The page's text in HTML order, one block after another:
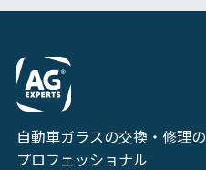
自動車ガラスの交換・修理の
プロフェッショナル